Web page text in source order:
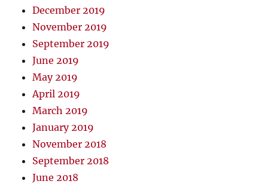
December 2019
November 2019
September 2019
June 2019
May 2019
April 2019
March 2019
January 2019
November 2018
September 2018
June 2018